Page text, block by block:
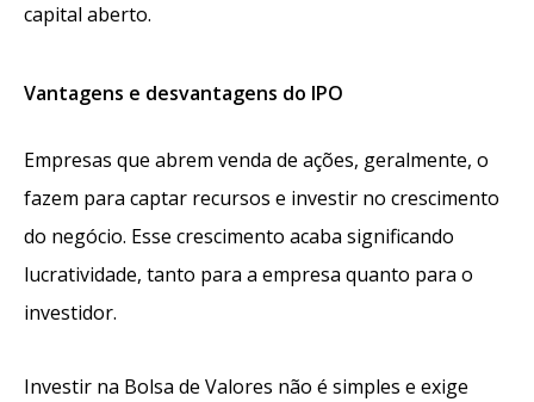
capital aberto.
Vantagens e desvantagens do IPO
Empresas que abrem venda de ações, geralmente, o
fazem para captar recursos e investir no crescimento
do negócio. Esse crescimento acaba significando
lucratividade, tanto para a empresa quanto para o
investidor.
Investir na Bolsa de Valores não é simples e exige